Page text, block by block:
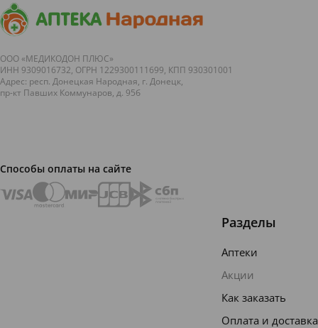
глотком
сока или
чаем.
заедаем их
п...
красоты
ООО «МЕДИКОДОН ПЛЮС»
ИНН 9309016732, ОГРН 1229300111699, КПП 930301001
Адрес: респ. Донецкая Народная, г. Донецк,
пр-кт Павших Коммунаров, д. 95б
Способы оплаты на сайте
Разделы
Аптеки
Акции
Как заказать
Оплата и доставка